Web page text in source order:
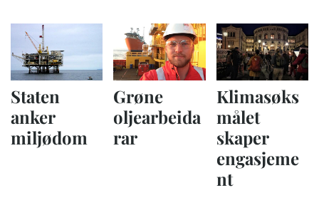
Staten
anker
miljødom
Grøne
oljearbeida
rar
Klimasøks
målet
skaper
engasjeme
nt